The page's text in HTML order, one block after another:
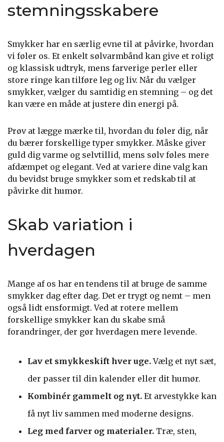
stemningsskabere
Smykker har en særlig evne til at påvirke, hvordan
vi føler os. Et enkelt sølvarmbånd kan give et roligt
og klassisk udtryk, mens farverige perler eller
store ringe kan tilføre leg og liv. Når du vælger
smykker, vælger du samtidig en stemning – og det
kan være en måde at justere din energi på.
Prøv at lægge mærke til, hvordan du føler dig, når
du bærer forskellige typer smykker. Måske giver
guld dig varme og selvtillid, mens sølv føles mere
afdæmpet og elegant. Ved at variere dine valg kan
du bevidst bruge smykker som et redskab til at
påvirke dit humør.
Skab variation i
hverdagen
Mange af os har en tendens til at bruge de samme
smykker dag efter dag. Det er trygt og nemt – men
også lidt ensformigt. Ved at rotere mellem
forskellige smykker kan du skabe små
forandringer, der gør hverdagen mere levende.
Lav et smykkeskift hver uge.Vælg et nyt sæt,
der passer til din kalender eller dit humør.
Kombinér gammelt og nyt. Et arvestykke kan
få nyt liv sammen med moderne designs.
Leg med farver og materialer. Træ, sten,